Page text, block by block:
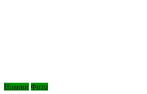
Новини Фото